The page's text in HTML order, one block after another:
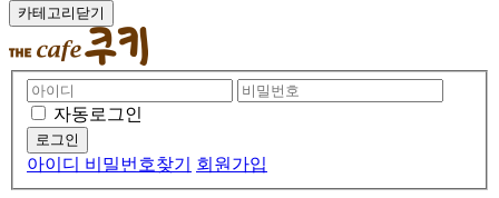
카테고리닫기
자동로그인
아이디 비밀번호찾기 회원가입